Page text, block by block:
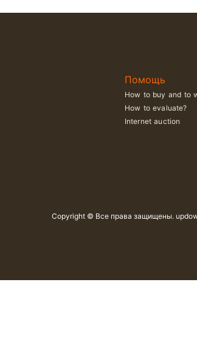
Помощь
How to buy and to
How to evaluate?
Internet auction
Copyright © Все права защищены.